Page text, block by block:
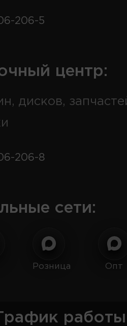
206-5
центр:
дисков,
206-8
сети:
Розница Опт
График